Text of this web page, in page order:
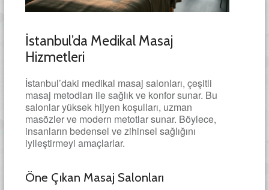
İstanbul’da Medikal Masaj
Hizmetleri
İstanbul’daki medikal masaj salonları, çeşitli
masaj metodları ile sağlık ve konfor sunar. Bu
salonlar yüksek hijyen koşulları, uzman
masözler ve modern metotlar sunar. Böylece,
insanların bedensel ve zihinsel sağlığını
iyileştirmeyi amaçlarlar.
Öne Çıkan Masaj Salonları